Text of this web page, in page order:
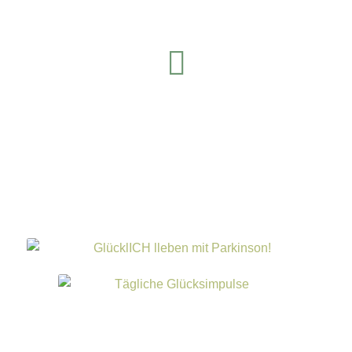
LinkedIn